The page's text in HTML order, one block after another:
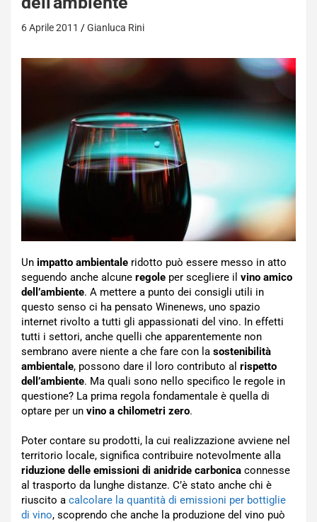
6 Aprile 2011 Gianluca Rini
Un impatto ambientale ridotto può essere messo in atto
seguendo anche alcune regole per scegliere il vino amico
dell’ambiente. A mettere a punto dei consigli utili in
questo senso ci ha pensato Winenews, uno spazio
internet rivolto a tutti gli appassionati del vino. In effetti
tutti i settori, anche quelli che apparentemente non
sembrano avere niente a che fare con la sostenibilità
ambientale, possono dare il loro contributo al rispetto
dell’ambiente. Ma quali sono nello specifico le regole in
questione? La prima regola fondamentale è quella di
optare per un vino a chilometri zero.
Poter contare su prodotti, la cui realizzazione avviene nel
territorio locale, significa contribuire notevolmente alla
riduzione delle emissioni di anidride carbonica connesse
al trasporto da lunghe distanze. C’è stato anche chi è
riuscito a calcolare la quantità di emissioni per bottiglie
di vino, scoprendo che anche la produzione del vino può